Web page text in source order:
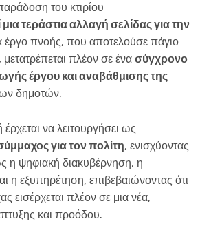
του κτιρίου
τεράστια αλλαγή σελίδας για την
έργο πνοής, που αποτελούσε πάγιο
μετατρέπεται πλέον σε ένα σύγχρονο
έργου και αναβάθμισης της
δημοτών.
να λειτουργήσει ως
για τον πολίτη, ενισχύοντας
η ψηφιακή διακυβέρνηση, η
η εξυπηρέτηση, επιβεβαιώνοντας ότι
εισέρχεται πλέον σε μια νέα,
και προόδου.